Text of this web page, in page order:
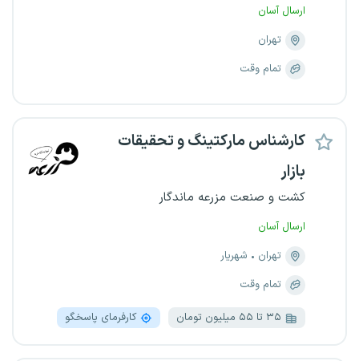
ارسال آسان
تهران
تمام وقت
کارشناس مارکتینگ و تحقیقات
بازار
کشت و صنعت مزرعه ماندگار
ارسال آسان
تهران
شهریار
تمام وقت
۳۵ تا ۵۵ میلیون تومان کارفرمای پاسخگو